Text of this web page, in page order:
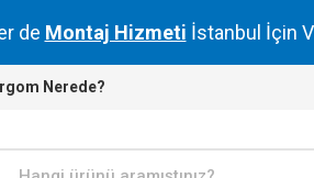
de Montaj Hizmeti İstanbul İçin
Nerede?